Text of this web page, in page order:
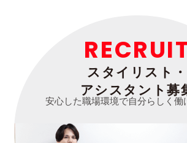
スタイリスト・
アシスタント募
安心した職場環境で自分らしく働